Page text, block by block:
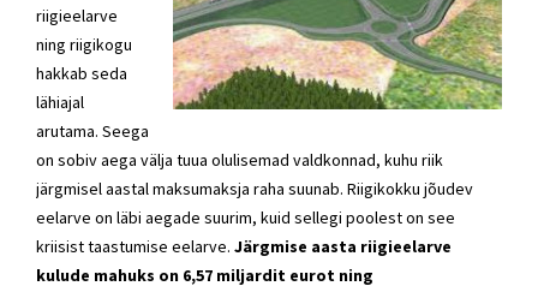
riigieelarve
ning riigikogu
hakkab seda
lähiajal
arutama. Seega
on sobiv aega välja tuua olulisemad valdkonnad, kuhu riik
järgmisel aastal maksumaksja raha suunab. Riigikokku jõudev
eelarve on läbi aegade suurim, kuid sellegi poolest on see
kriisist taastumise eelarve. Järgmise aasta riigieelarve
kulude mahuks on 6,57 miljardit eurot ning